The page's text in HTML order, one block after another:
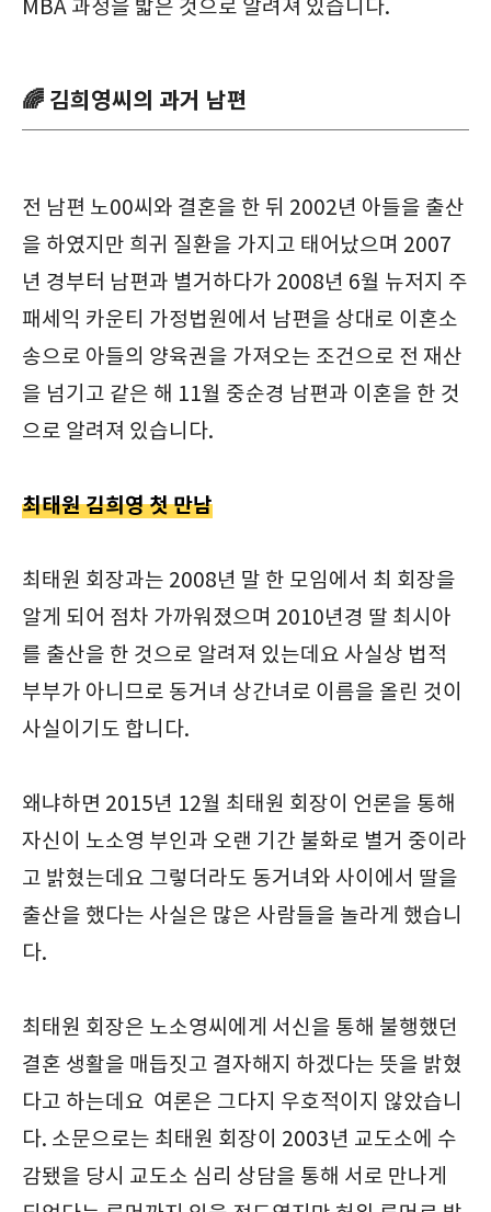
MBA 과정을 밟은 것으로 알려져 있습니다.
🌈 김희영씨의 과거 남편
전 남편 노00씨와 결혼을 한 뒤 2002년 아들을 출산
을 하였지만 희귀 질환을 가지고 태어났으며 2007
년 경부터 남편과 별거하다가 2008년 6월 뉴저지 주
패세익 카운티 가정법원에서 남편을 상대로 이혼소
송으로 아들의 양육권을 가져오는 조건으로 전 재산
을 넘기고 같은 해 11월 중순경 남편과 이혼을 한 것
으로 알려져 있습니다.
최태원 김희영 첫 만남
최태원 회장과는 2008년 말 한 모임에서 최 회장을
알게 되어 점차 가까워졌으며 2010년경 딸 최시아
를 출산을 한 것으로 알려져 있는데요 사실상 법적
부부가 아니므로 동거녀 상간녀로 이름을 올린 것이
사실이기도 합니다.
왜냐하면 2015년 12월 최태원 회장이 언론을 통해
자신이 노소영 부인과 오랜 기간 불화로 별거 중이라
고 밝혔는데요 그렇더라도 동거녀와 사이에서 딸을
출산을 했다는 사실은 많은 사람들을 놀라게 했습니
다.
최태원 회장은 노소영씨에게 서신을 통해 불행했던
결혼 생활을 매듭짓고 결자해지 하겠다는 뜻을 밝혔
다고 하는데요 여론은 그다지 우호적이지 않았습니
다. 소문으로는 최태원 회장이 2003년 교도소에 수
감됐을 당시 교도소 심리 상담을 통해 서로 만나게